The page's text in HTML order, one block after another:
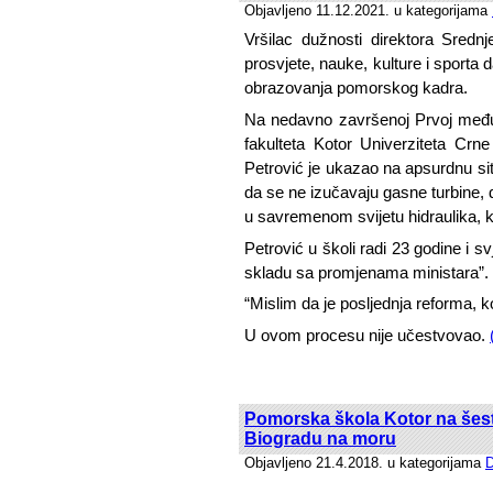
Objavljeno 11.12.2021. u kategorijama
Vršilac dužnosti direktora
prosvjete, nauke, kulture i sporta
obrazovanja pomorskog kadra.
Na nedavno završenoj Prvoj
fakulteta Kotor Univerziteta
Petrović je ukazao na apsurdnu
da se ne izučavaju gasne turbine,
u savremenom svijetu hidraulika,
Petrović u školi radi 23 godine i
skladu sa promjenama ministara”.
“Mislim da je posljednja reforma,
U ovom procesu nije učestvovao.
Pomorska škola Kotor na
Biogradu na moru
Objavljeno 21.4.2018. u kategorijama